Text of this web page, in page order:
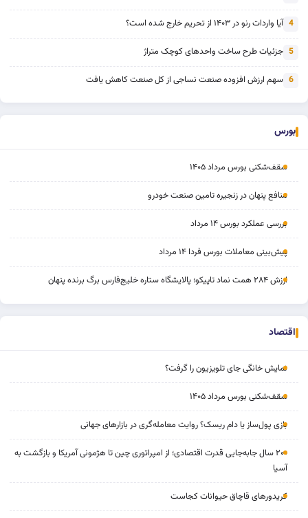
4 آیا واردات رنو در ۱۴۰۳ از تحریم خارج شده است؟
5 جزئیات طرح ساخت واحدهای کوچک متراژ
6 سهم ارزش افزوده صنعت نساجی از کل صنعت کاهش یافت
بورس
سقف‌شکنی بورس مرداد ۱۴۰۵
منافع پنهان در زنجیره تامین صنعت خودرو
بررسی عملکرد بورس ۱۴ مرداد
پیش‌بینی معاملات بورس فردا ۱۴ مرداد
ارزش ۲۸۴ همت نماد تاپیکو؛ پالایشگاه ستاره خلیج‌فارس برگ برنده پنهان
اقتصاد
نمایش خانگی جای تلویزیون را گرفت؟
سقف‌شکنی بورس مرداد ۱۴۰۵
بازی پول‌ساز یا دام ریسک؟ روایت معامله‌گری در بازارهای جهانی
۲۰۰ سال جابه‌جایی قدرت اقتصادی؛ از امپراتوری چین تا هژمونی آمریکا و بازگشت به
آسیا
کریدورهای قاچاق حیوانات کجاست